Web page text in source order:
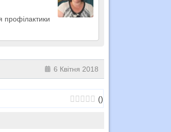
6 Квітня 2018
()